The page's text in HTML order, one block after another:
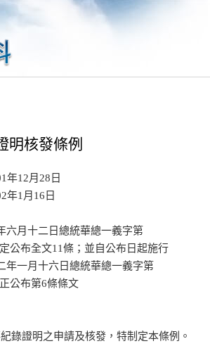
明核發條例
年12月28日
年1月16日
月十二日總統華總一義字第
公布全文11條；並自公布日起施行
一月十六日總統華總一義字第
公布第6條條文
證明之申請及核發，特制定本條例。